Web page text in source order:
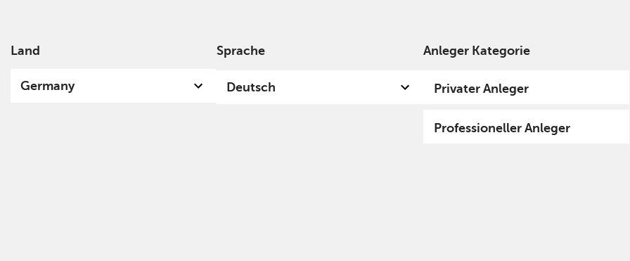
Land
Germany
Sprache
Deutsch
Anleger Kategorie
Privater Anleger
Professioneller Anleger